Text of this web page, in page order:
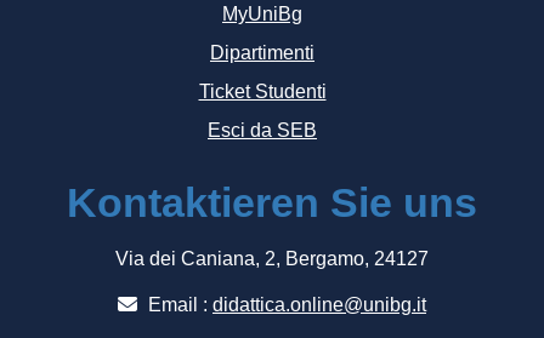
MyUniBg
Dipartimenti
Ticket Studenti
Esci da SEB
Kontaktieren Sie uns
Via dei Caniana, 2, Bergamo, 24127
Email : didattica.online@unibg.it